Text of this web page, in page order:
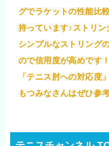
グでラケットの性能比
持っています♪ストリ
シンプルなストリング
ので信用度が高めです
「テニス肘への対応度
もつみなさんはぜひ参